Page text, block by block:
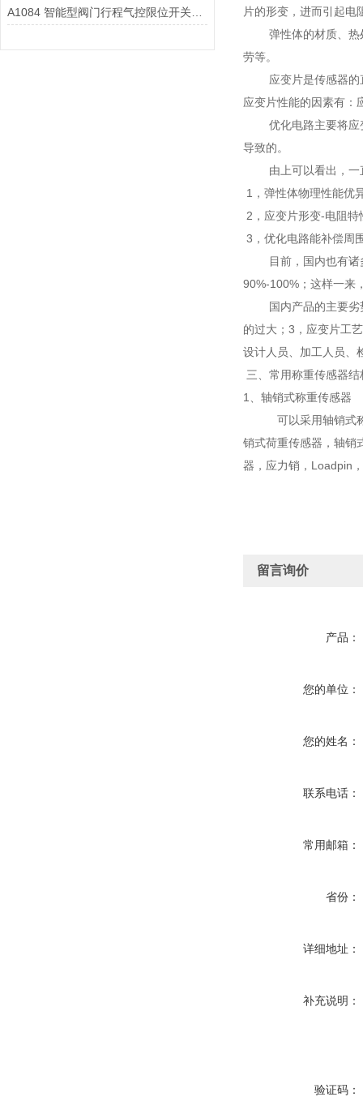
片的形变，进而引起电
弹性体的材质、热处
劳等。
应变片是传感器的直
应变片性能的因素有：
优化电路主要将应变
导致的。
由上可以看出，一直
1，弹性体物理性能优
2，应变片形变-电阻
3，优化电路能补偿周
目前，国内也有诸多
90%-100%；这样一来
国内产品的主要劣势
的过大；3，应变片工
设计人员、加工人员、
三、常用称重传感器结
1、轴销式称重传感器
可以采用轴销式称重
销式荷重传感器，轴销
器，应力销，Loadpin
留言询价
产品：
您的单位：
您的姓名：
联系电话：
常用邮箱：
省份：
详细地址：
补充说明：
验证码：